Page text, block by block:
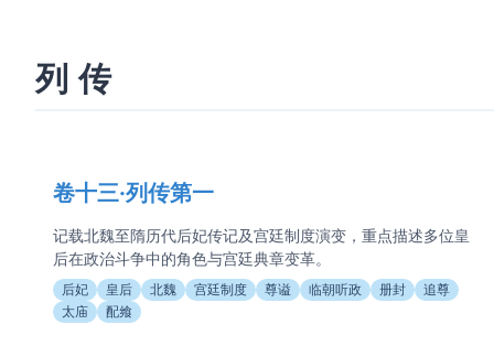
列传
卷十三·列传第一
记载北魏至隋历代后妃传记及宫廷制度演变，重点描述多位皇
后在政治斗争中的角色与宫廷典章变革。
后妃 皇后 北魏 宫廷制度 尊谥 临朝听政 册封
追尊
太庙
配飨